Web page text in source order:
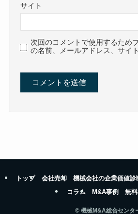
サイト
次回のコメントで使用するため
の名前、メールアドレス、サイ
トップ 会社売却 機械会社の企業価値診
コラム
M&A事例 無
©機械M&A総合センタ